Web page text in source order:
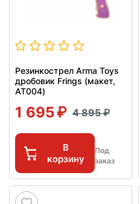
Резинкострел Arma Toys
дробовик Frings (макет,
АТ004)
1 695 4 895
В
корзину
Под
заказ